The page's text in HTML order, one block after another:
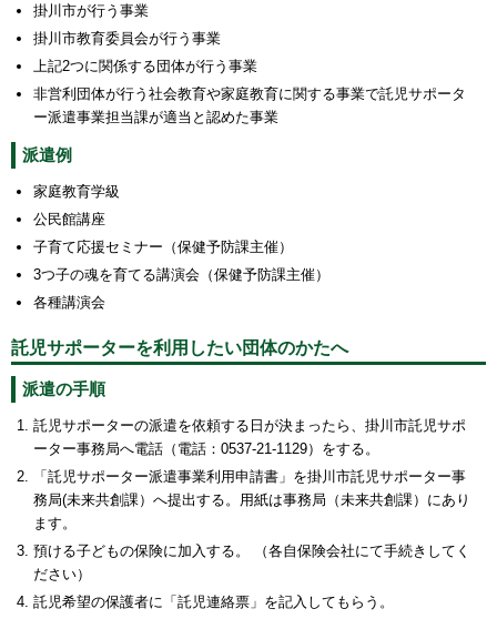
掛川市が行う事業
掛川市教育委員会が行う事業
上記2つに関係する団体が行う事業
非営利団体が行う社会教育や家庭教育に関する事業で託児サポータ
ー派遣事業担当課が適当と認めた事業
派遣例
家庭教育学級
公民館講座
子育て応援セミナー（保健予防課主催）
3つ子の魂を育てる講演会（保健予防課主催）
各種講演会
託児サポーターを利用したい団体のかたへ
派遣の手順
託児サポーターの派遣を依頼する日が決まったら、掛川市託児サポ
ーター事務局へ電話（電話：0537-21-1129）をする。
「託児サポーター派遣事業利用申請書」を掛川市託児サポーター事
務局(未来共創課）へ提出する。用紙は事務局（未来共創課）にあり
ます。
預ける子どもの保険に加入する。 （各自保険会社にて手続きしてく
ださい）
託児希望の保護者に「託児連絡票」を記入してもらう。